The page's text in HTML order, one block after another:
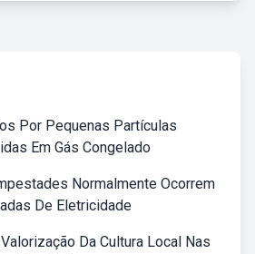
Por Pequenas Partículas
Em Gás Congelado
Normalmente Ocorrem
De Eletricidade
Da Cultura Local Nas